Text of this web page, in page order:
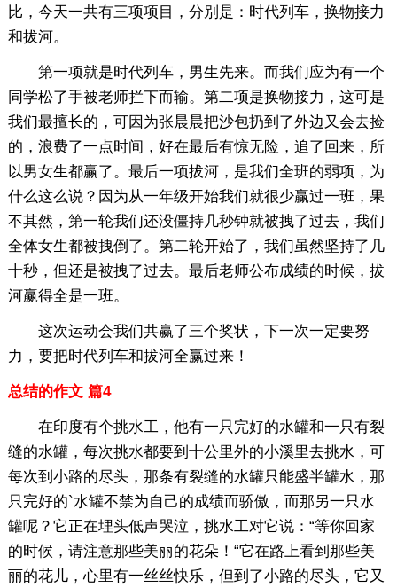
比，今天一共有三项项目，分别是：时代列车，换物接力
和拔河。
第一项就是时代列车，男生先来。而我们应为有一个
同学松了手被老师拦下而输。第二项是换物接力，这可是
我们最擅长的，可因为张晨晨把沙包扔到了外边又会去捡
的，浪费了一点时间，好在最后有惊无险，追了回来，所
以男女生都赢了。最后一项拔河，是我们全班的弱项，为
什么这么说？因为从一年级开始我们就很少赢过一班，果
不其然，第一轮我们还没僵持几秒钟就被拽了过去，我们
全体女生都被拽倒了。第二轮开始了，我们虽然坚持了几
十秒，但还是被拽了过去。最后老师公布成绩的时候，拔
河赢得全是一班。
这次运动会我们共赢了三个奖状，下一次一定要努
力，要把时代列车和拔河全赢过来！
总结的作文 篇4
在印度有个挑水工，他有一只完好的水罐和一只有裂
缝的水罐，每次挑水都要到十公里外的小溪里去挑水，可
每次到小路的尽头，那条有裂缝的水罐只能盛半罐水，那
只完好的`水罐不禁为自己的成绩而骄傲，而那另一只水
罐呢？它正在埋头低声哭泣，挑水工对它说：“等你回家
的时候，请注意那些美丽的花朵！“它在路上看到那些美
丽的花儿，心里有一丝丝快乐，但到了小路的尽头，它又